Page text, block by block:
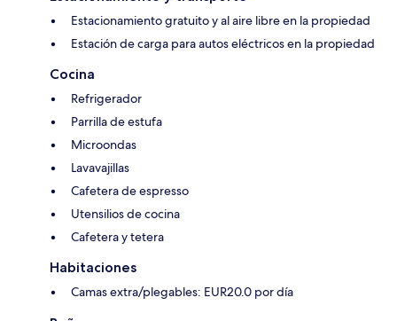
Estacionamiento gratuito y al aire libre en la propiedad
Estación de carga para autos eléctricos en la propiedad
Cocina
Refrigerador
Parrilla de estufa
Microondas
Lavavajillas
Cafetera de espresso
Utensilios de cocina
Cafetera y tetera
Habitaciones
Camas extra/plegables: EUR20.0 por día